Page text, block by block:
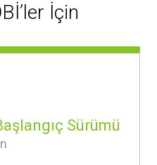
İçin
Sürümü